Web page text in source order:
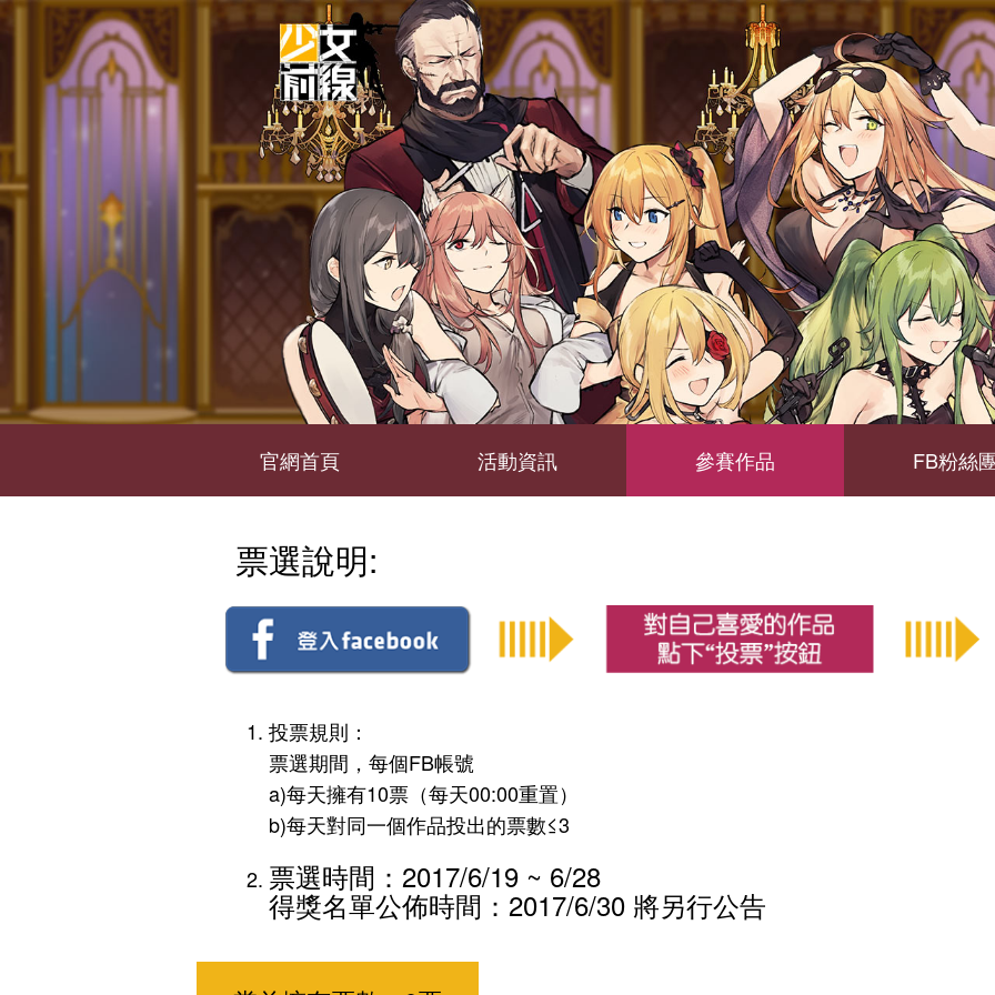
官網首頁 活動資訊 參賽作品 FB粉絲
票選說明:
投票規則：
票選期間，每個FB帳號
a)每天擁有10票（每天00:00重置）
b)每天對同一個作品投出的票數≤3
票選時間：2017/6/19 ~ 6/28
得獎名單公佈時間：2017/6/30 將另行公告